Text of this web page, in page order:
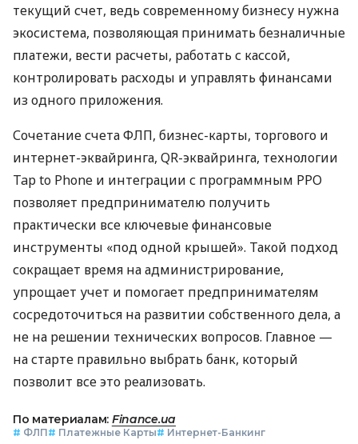
текущий счет, ведь современному бизнесу нужна
экосистема, позволяющая принимать безналичные
платежи, вести расчеты, работать с кассой,
контролировать расходы и управлять финансами
из одного приложения.
Сочетание счета ФЛП, бизнес-карты, торгового и
интернет-эквайринга, QR-эквайринга, технологии
Tap to Phone и интеграции с программным РРО
позволяет предпринимателю получить
практически все ключевые финансовые
инструменты «под одной крышей». Такой подход
сокращает время на администрирование,
упрощает учет и помогает предпринимателям
сосредоточиться на развитии собственного дела, а
не на решении технических вопросов. Главное —
на старте правильно выбрать банк, который
позволит все это реализовать.
По материалам: Finance.ua
# ФЛП# Платежные Карты# Интернет-Банкинг